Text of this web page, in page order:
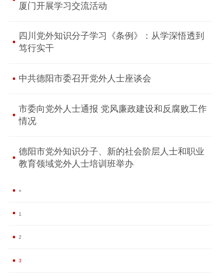
厦门开展学习交流活动
四川党外知识分子学习《条例》：从学深悟透到
笃行实干
中共德阳市委召开党外人士座谈会
市委向党外人士通报 党风廉政建设和反腐败工作
情况
德阳市党外知识分子、新的社会阶层人士和职业
教育领域党外人士培训班举办
«
1
2
3